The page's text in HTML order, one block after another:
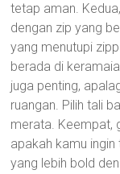
tetap aman.
dengan zip yang
yang menutupi
berada di
juga penting,
ruangan. Pilih tali
merata. Keempat,
apakah kamu
yang lebih bold